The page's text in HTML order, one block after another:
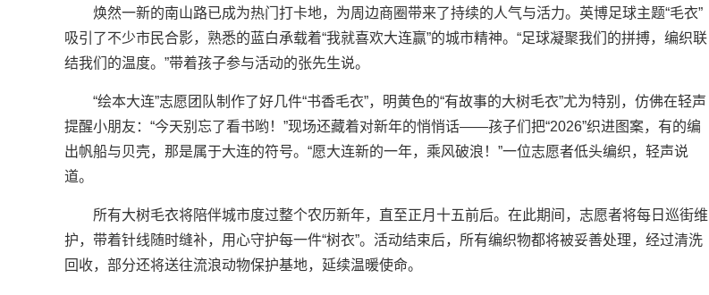
焕然一新的南山路已成为热门打卡地，为周边商圈带来了持续的人气与活力。英博足球主题“毛衣”
吸引了不少市民合影，熟悉的蓝白承载着“我就喜欢大连赢”的城市精神。“足球凝聚我们的拼搏，编织联
结我们的温度。”带着孩子参与活动的张先生说。
“绘本大连”志愿团队制作了好几件“书香毛衣”，明黄色的“有故事的大树毛衣”尤为特别，仿佛在轻声
提醒小朋友：“今天别忘了看书哟！”现场还藏着对新年的悄悄话——孩子们把“2026”织进图案，有的编
出帆船与贝壳，那是属于大连的符号。“愿大连新的一年，乘风破浪！”一位志愿者低头编织，轻声说
道。
所有大树毛衣将陪伴城市度过整个农历新年，直至正月十五前后。在此期间，志愿者将每日巡街维
护，带着针线随时缝补，用心守护每一件“树衣”。活动结束后，所有编织物都将被妥善处理，经过清洗
回收，部分还将送往流浪动物保护基地，延续温暖使命。